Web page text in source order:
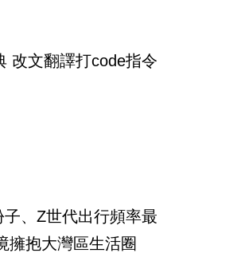
改文翻譯打code指令
、Z世代出行頻率最
擁抱大灣區生活圈